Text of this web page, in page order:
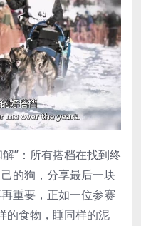
”：所有搭档在找到终
的狗，分享最后一块
重要，正如一位参赛
的食物，睡同样的泥